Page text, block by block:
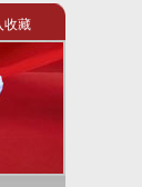
收藏